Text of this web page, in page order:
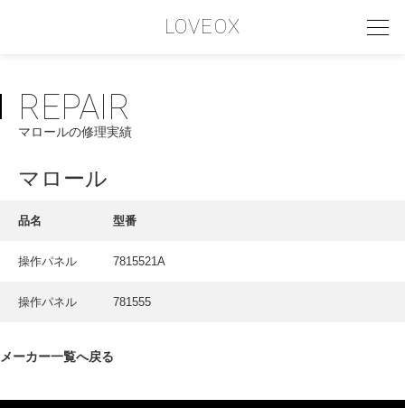
LOVEOX
PHILOSOPHY
フィロソフィー
COMPANY PROFILE
INTERVIEW
REPAIR
マロールの修理実績
マロール
品名 型番
操作パネル 7815521A
操作パネル 781555
メーカー一覧へ戻る